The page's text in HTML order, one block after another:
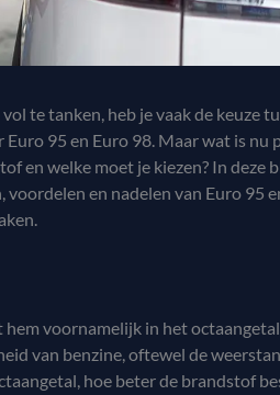
te tanken, heb je vaak de keuze
95 en Euro 98. Maar wat is nu
en welke moet je kiezen? In deze
en nadelen van Euro 95
voornamelijk in het
van benzine, oftewel de
hoe beter de brandstof